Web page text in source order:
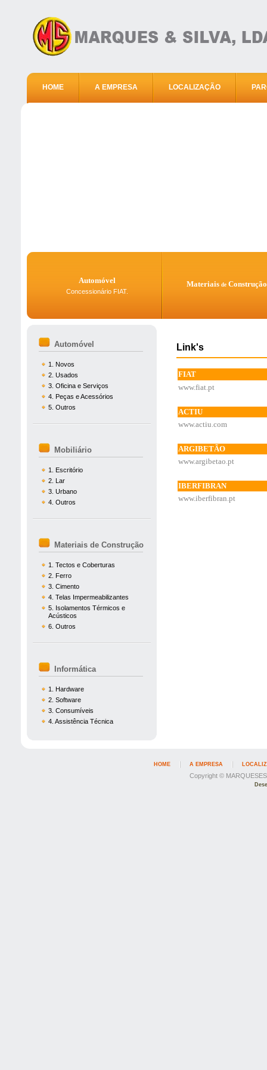
HOME A EMPRESA LOCALIZAÇÃO
Automóvel
Concessionário FIAT.
Materiais deConstrução
Automóvel
1. Novos
2. Usados
3. Oficina e Serviços
4. Peças e Acessórios
5. Outros
Mobiliário
1. Escritório
2. Lar
3. Urbano
4. Outros
Materiais de Construção
1. Tectos e Coberturas
2. Ferro
3. Cimento
4. Telas Impermeabilizantes
5. Isolamentos Térmicos e
Acústicos
6. Outros
Informática
1. Hardware
2. Software
3. Consumíveis
4. Assistência Técnica
Link's
FIAT
www.fiat.pt
ACTIU
www.actiu.com
ARGIBETÃO
www.argibetao.pt
IBERFIBRAN
www.iberfibran.pt
HOME A EMPRESA
Copyright ©